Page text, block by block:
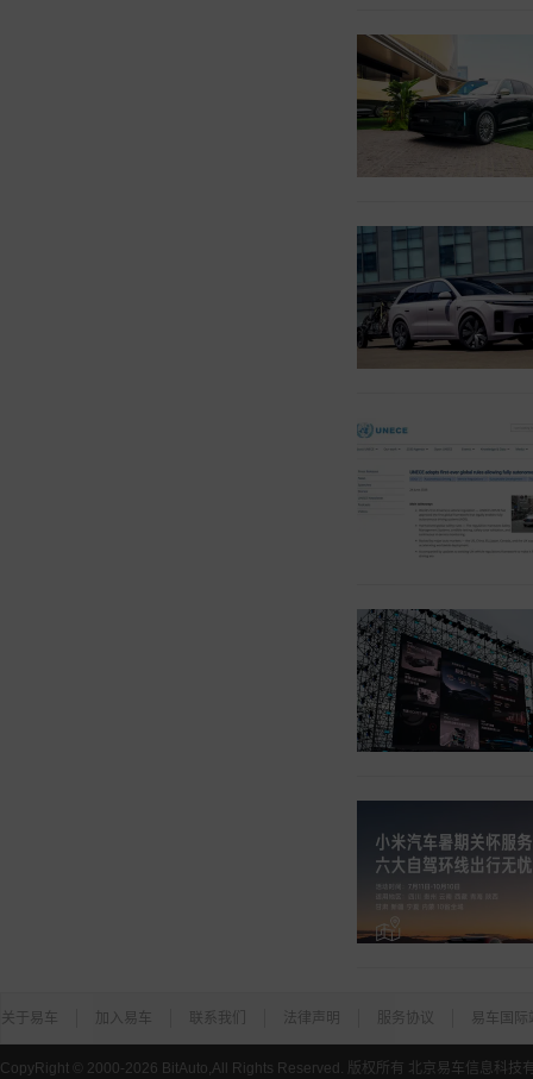
关于易车 加入易车 联系我们 法律声明 服务协议 易车国际
CopyRight © 2000-2026 BitAuto,All Rights Reserved. 版权所有 北京易车信息科